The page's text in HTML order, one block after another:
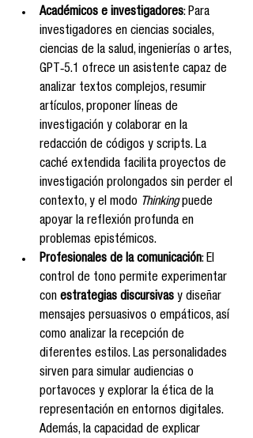
Académicos e investigadores: Para
investigadores en ciencias sociales,
ciencias de la salud, ingenierías o artes,
GPT‑5.1 ofrece un asistente capaz de
analizar textos complejos, resumir
artículos, proponer líneas de
investigación y colaborar en la
redacción de códigos y scripts. La
caché extendida facilita proyectos de
investigación prolongados sin perder el
contexto, y el modo Thinking puede
apoyar la reflexión profunda en
problemas epistémicos.
Profesionales de la comunicación: El
control de tono permite experimentar
con estrategias discursivas y diseñar
mensajes persuasivos o empáticos, así
como analizar la recepción de
diferentes estilos. Las personalidades
sirven para simular audiencias o
portavoces y explorar la ética de la
representación en entornos digitales.
Además, la capacidad de explicar